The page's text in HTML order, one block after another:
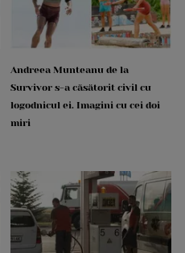
Andreea Munteanu de la
Survivor s-a căsătorit civil cu
logodnicul ei. Imagini cu cei doi
miri